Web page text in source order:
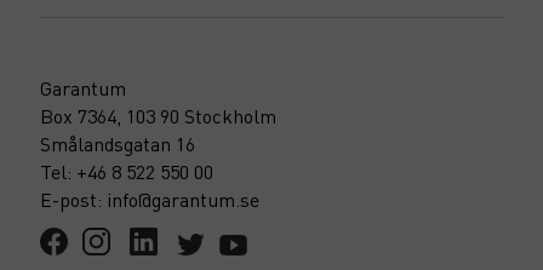
Garantum
Box 7364, 103 90 Stockholm
Smålandsgatan 16
Tel: +46 8 522 550 00
E-post: info@garantum.se